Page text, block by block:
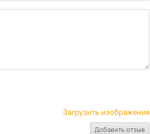
Загрузить изображения